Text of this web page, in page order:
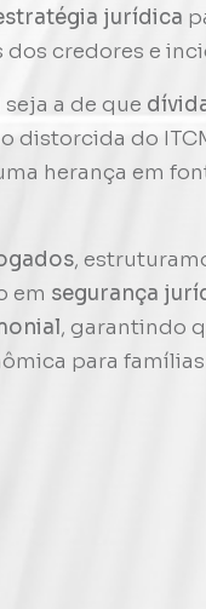
jurídica
dos credores e
a de que
distorcida do
herança em
,
em segurança
, garantindo
para famílias